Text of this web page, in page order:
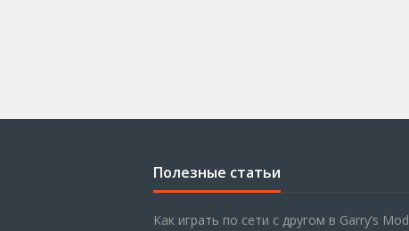
Полезные статьи
Как играть по сети с другом в Garry’s Mod